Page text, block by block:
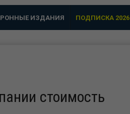
ИЗДАНИЯ ПОДПИСКА 2026
стоимость